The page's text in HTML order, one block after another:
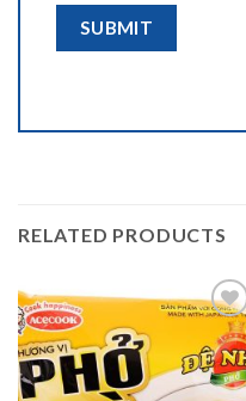
RELATED PRODUCTS
Add to
wishlist